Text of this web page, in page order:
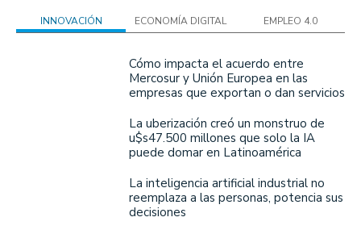
INNOVACIÓN ECONOMÍA DIGITAL EMPLEO 4.0
Cómo impacta el acuerdo entre
Mercosur y Unión Europea en las
empresas que exportan o dan servicios
La uberización creó un monstruo de
u$s47.500 millones que solo la IA
puede domar en Latinoamérica
La inteligencia artificial industrial no
reemplaza a las personas, potencia sus
decisiones